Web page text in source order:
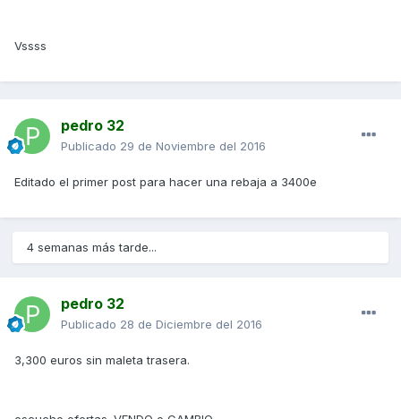
Vssss
pedro 32
Publicado 29 de Noviembre del 2016
Editado el primer post para hacer una rebaja a 3400e
4 semanas más tarde...
pedro 32
Publicado 28 de Diciembre del 2016
3,300 euros sin maleta trasera.